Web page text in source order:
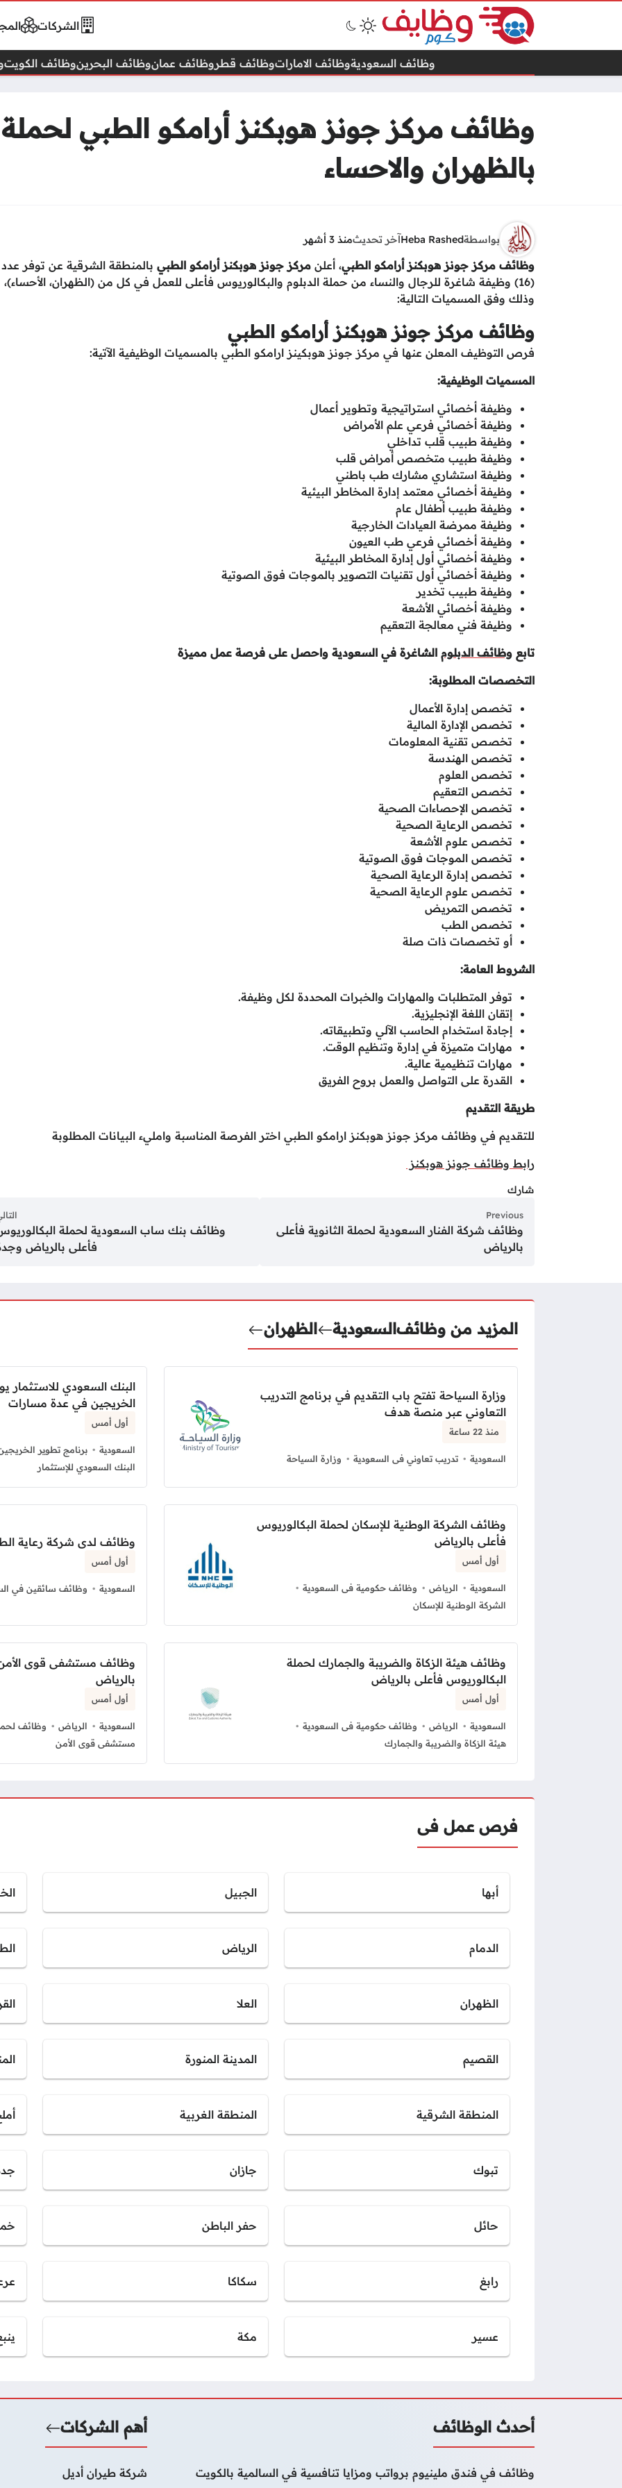
الشركات
وظائف السعوديةوظائف الاماراتوظائف قطروظائف عمانوظائف البحرينوظائف الكويت
وظائف مركز جونز هوبكنز أرامكو الطبي لحملة
بالظهران والاحساء
بواسطةHeba Rashedآخر تحديثمنذ 3 أشهر
وظائف مركز جونز هوبكنز أرامكو الطبي، أعلن مركز جونز هوبكنز أرامكو الطبي بالمنطقة الشرقية عن توفر عدد
(16) وظيفة شاغرة للرجال والنساء من حملة الدبلوم والبكالوريوس فأعلى للعمل في كل من (الظهران، الأحساء)،
وذلك وفق المسميات التالية:
وظائف مركز جونز هوبكنز أرامكو الطبي
فرص التوظيف المعلن عنها في مركز جونز هوبكينز ارامكو الطبي بالمسميات الوظيفية الآتية:
المسميات الوظيفية:
وظيفة أخصائي استراتيجية وتطوير أعمال
وظيفة أخصائي فرعي علم الأمراض
وظيفة طبيب قلب تداخلي
وظيفة طبيب متخصص أمراض قلب
وظيفة استشاري مشارك طب باطني
وظيفة أخصائي معتمد إدارة المخاطر البيئية
وظيفة طبيب أطفال عام
وظيفة ممرضة العيادات الخارجية
وظيفة أخصائي فرعي طب العيون
وظيفة أخصائي أول إدارة المخاطر البيئية
وظيفة أخصائي أول تقنيات التصوير بالموجات فوق الصوتية
وظيفة طبيب تخدير
وظيفة أخصائي الأشعة
وظيفة فني معالجة التعقيم
تابع وظائف الدبلوم الشاغرة في السعودية واحصل على فرصة عمل مميزة
التخصصات المطلوبة:
تخصص إدارة الأعمال
تخصص الإدارة المالية
تخصص تقنية المعلومات
تخصص الهندسة
تخصص العلوم
تخصص التعقيم
تخصص الإحصاءات الصحية
تخصص الرعاية الصحية
تخصص علوم الأشعة
تخصص الموجات فوق الصوتية
تخصص إدارة الرعاية الصحية
تخصص علوم الرعاية الصحية
تخصص التمريض
تخصص الطب
أو تخصصات ذات صلة
الشروط العامة:
توفر المتطلبات والمهارات والخبرات المحددة لكل وظيفة.
إتقان اللغة الإنجليزية.
إجادة استخدام الحاسب الآلي وتطبيقاته.
مهارات متميزة في إدارة وتنظيم الوقت.
مهارات تنظيمية عالية.
القدرة على التواصل والعمل بروح الفريق
طريقة التقديم
للتقديم في وظائف مركز جونز هوبكنز ارامكو الطبي اختر الفرصة المناسبة وامليء البيانات المطلوبة
رابط وظائف جونز هوبكنز
شارك
Previous
وظائف شركة الفنار السعودية لحملة الثانوية فأعلى
بالرياض
وظائف بنك ساب السعودية لحملة
فأعلى بالرياض
المزيد من وظائفالسعودية الظهران
وزارة السياحة تفتح باب التقديم في برنامج التدريب
التعاوني عبر منصة هدف
منذ 22 ساعة
السعودية تدريب تعاوني فى السعودية وزارة السياحة
البنك السعودي للاستثمار
الخريجين في عدة مسارات
أول أمس
السعودية
برنامج تطوير
البنك السعودي للإستثمار
وظائف الشركة الوطنية للإسكان لحملة البكالوريوس
فأعلى بالرياض
أول أمس
السعودية الرياض
وظائف حكومية فى السعودية
الشركة الوطنية للإسكان
وظائف لدى شركة رعاية
أول أمس
السعودية وظائف سائقين في
وظائف هيئة الزكاة والضريبة والجمارك لحملة
البكالوريوس فأعلى بالرياض
أول أمس
السعودية الرياض
وظائف حكومية فى السعودية
هيئة الزكاة والضريبة والجمارك
وظائف مستشفى قوى الأمن
بالرياض
أول أمس
السعودية الرياض
وظائف
مستشفى قوى الأمن
فرص عمل فى
أبها الجبيل
الدمام الرياض
الظهران العلا
القصيم المدينة المنورة
المنطقة الشرقية المنطقة الغربية
تبوك جازان
حائل حفر الباطن
رابغ سكاكا
عسير مكة
أحدث الوظائف
وظائف في فندق ملينيوم برواتب ومزايا تنافسية في السالمية بالكويت
أهم الشركات
شركة طيران أديل